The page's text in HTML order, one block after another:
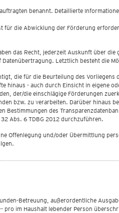
benannt. Detaillierte
für die Abwicklung der Förderung
das Recht, jederzeit Auskunft über
Letztlich besteht die
die für die Beurteilung des
hinaus - auch durch Einsicht in eigene
der/die einschlägige Förderungen
bzw. zu verarbeiten. Darüber hinaus
Bestimmungen des
Abs. 6 TDBG 2012 durchzuführen.
Offenlegung und/oder Übermittlung
Betreuung, außerordentliche
pro im Haushalt lebender Person